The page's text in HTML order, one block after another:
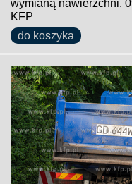
wymianą nawierzchni.
KFP
do koszyka